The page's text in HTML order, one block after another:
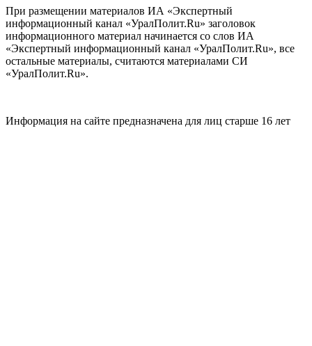
При размещении материалов ИА «Экспертный
информационный канал «УралПолит.Ru» заголовок
информационного материал начинается со слов ИА
«Экспертный информационный канал «УралПолит.Ru», все
остальные материалы, считаются материалами СИ
«УралПолит.Ru».
Информация на сайте предназначена для лиц старше 16 лет